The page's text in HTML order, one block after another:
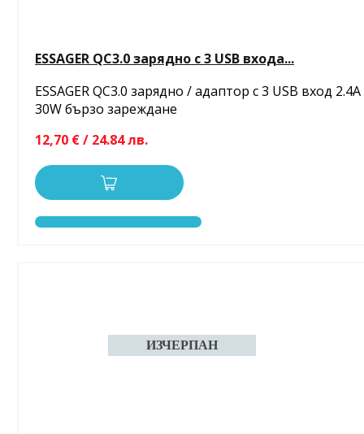
ESSAGER QC3.0 зарядно с 3 USB входа...
ESSAGER QC3.0 зарядно / адаптор с 3 USB вход 2.4A
30W бързо зареждане
12,70 € / 24.84 лв.